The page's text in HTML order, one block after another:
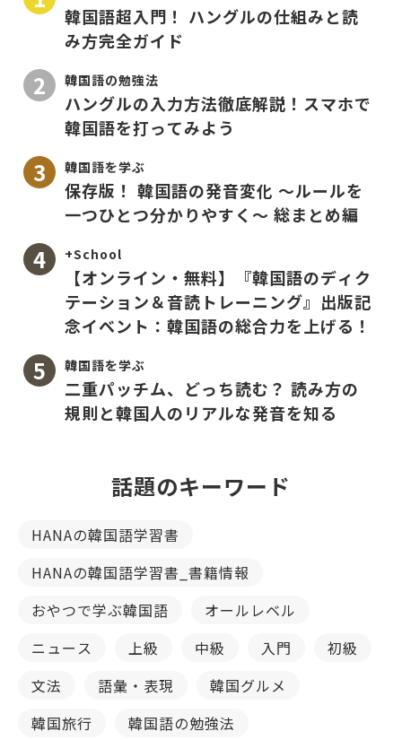
韓国語超入門！ ハングルの仕組みと読
み方完全ガイド
韓国語の勉強法
ハングルの入力方法徹底解説！スマホで
韓国語を打ってみよう
韓国語を学ぶ
保存版！ 韓国語の発音変化 〜ルールを
一つひとつ分かりやすく〜 総まとめ編
+School
【オンライン・無料】『韓国語のディク
テーション＆音読トレーニング』出版記
念イベント：韓国語の総合力を上げる！
韓国語を学ぶ
二重パッチム、どっち読む？ 読み方の
規則と韓国人のリアルな発音を知る
話題のキーワード
HANAの韓国語学習書
HANAの韓国語学習書_書籍情報
おやつで学ぶ韓国語
オールレベル
ニュース
上級 中級 入門
初級
文法
語彙・表現
韓国グルメ
韓国旅行
韓国語の勉強法